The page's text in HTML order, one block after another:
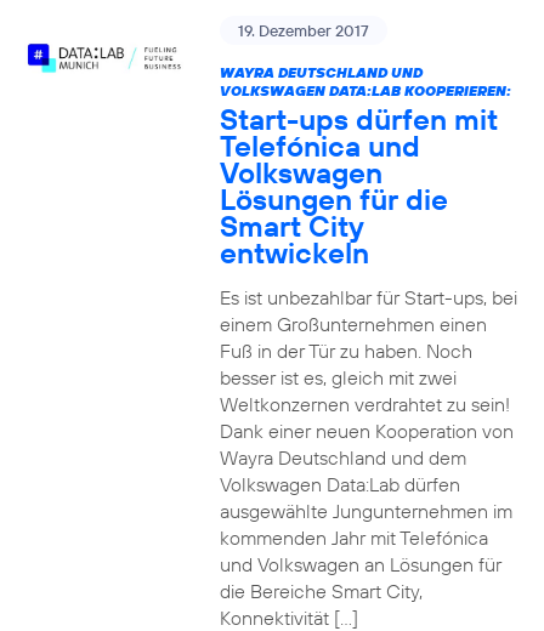
19. Dezember 2017
WAYRA DEUTSCHLAND UND
VOLKSWAGEN DATA:LAB KOOPERIEREN:
Start-ups dürfen mit
Telefónica und
Volkswagen
Lösungen für die
Smart City
entwickeln
Es ist unbezahlbar für Start-ups, bei
einem Großunternehmen einen
Fuß in der Tür zu haben. Noch
besser ist es, gleich mit zwei
Weltkonzernen verdrahtet zu sein!
Dank einer neuen Kooperation von
Wayra Deutschland und dem
Volkswagen Data:Lab dürfen
ausgewählte Jungunternehmen im
kommenden Jahr mit Telefónica
und Volkswagen an Lösungen für
die Bereiche Smart City,
Konnektivität […]